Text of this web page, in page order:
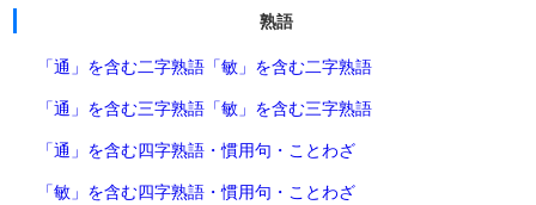
熟語
「通」を含む二字熟語 「敏」を含む二字熟語
「通」を含む三字熟語 「敏」を含む三字熟語
「通」を含む四字熟語・慣用句・ことわざ
「敏」を含む四字熟語・慣用句・ことわざ